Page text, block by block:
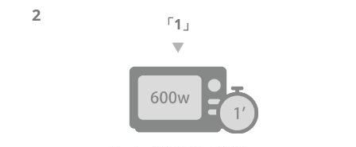
2 「1」